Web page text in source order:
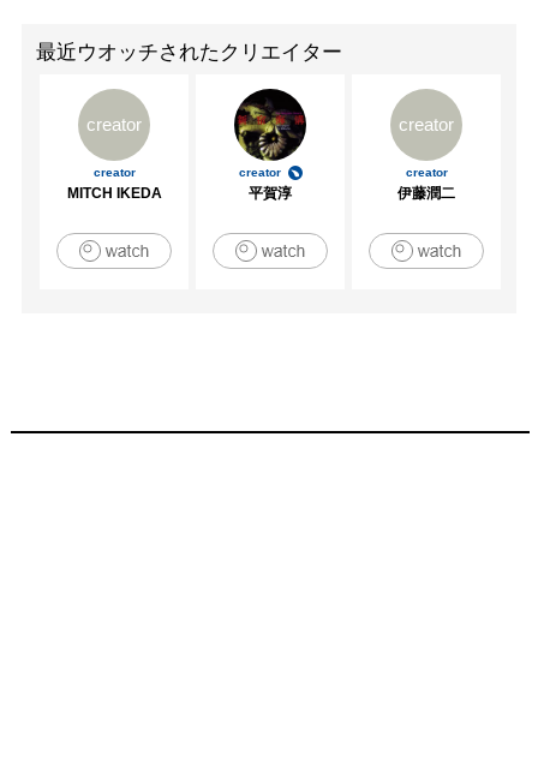
最近ウオッチされたクリエイター
creator
creator
MITCH IKEDA
creator
平賀淳
creator
creator
伊藤潤二